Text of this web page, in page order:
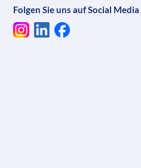
Folgen Sie uns auf Social Media